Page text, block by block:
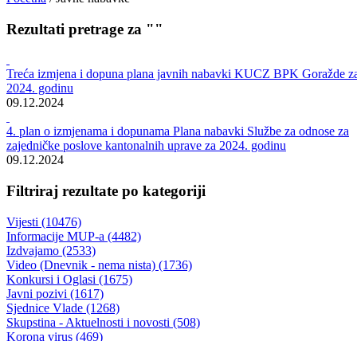
Javne nabavke
Rezultati pretrage za ""